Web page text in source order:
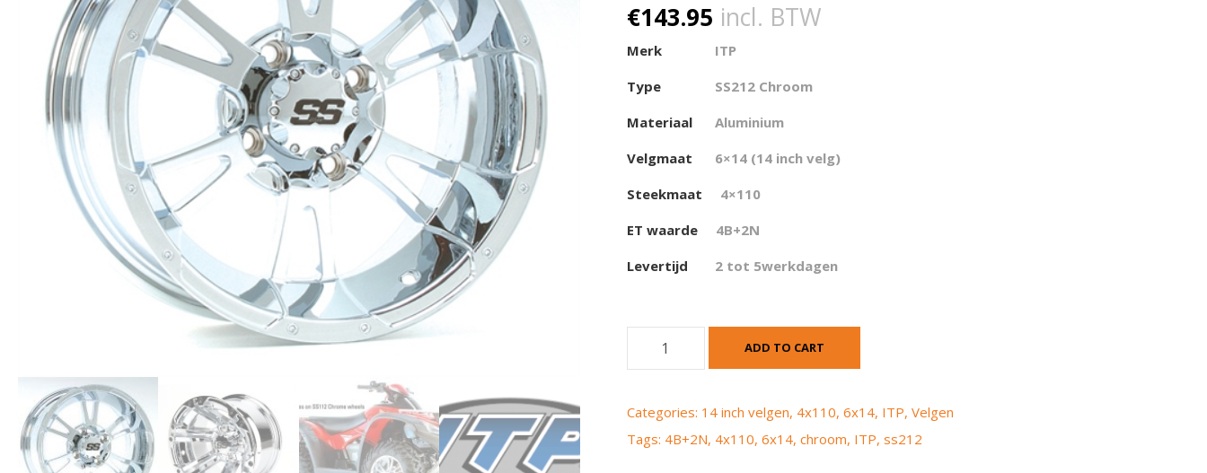
€143.95 incl. BTW
Merk
ITP
Type
SS212 Chroom
Materiaal
Aluminium
Velgmaat
6×14 (14 inch velg)
Steekmaat
4×110
ET waarde
4B+2N
Levertijd
2 tot 5werkdagen
S
2
ADD TO CART
Categories: 14 inch velgen, 4x110,6x14, ITP,Velgen
Tags: 4B+2N, 4x110,6x14,chroom, ITP,ss212